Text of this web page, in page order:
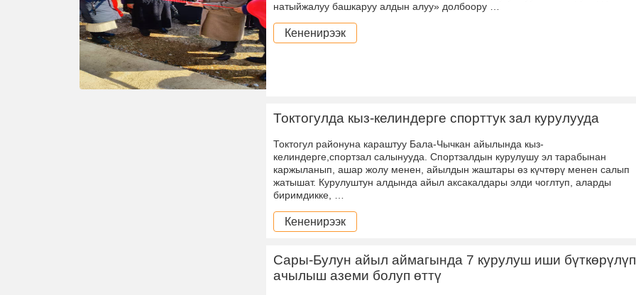
натыйжалуу башкаруу алдын алуу» долбоору …
Кененирээк
Токтогулда кыз-келиндерге спорттук зал курулууда
Токтогул районуна караштуу Бала-Чычкан айылында кыз-
келиндерге,спортзал салынууда. Спортзалдын курулушу эл тарабынан
каржыланып, ашар жолу менен, айылдын жаштары өз күчтөрү менен салып
жатышат. Курулуштун алдында айыл аксакалдары элди чоглтуп, аларды
биримдикке, …
Кененирээк
Сары-Булун айыл аймагында 7 курулуш иши
ачылыш аземи болуп өттү